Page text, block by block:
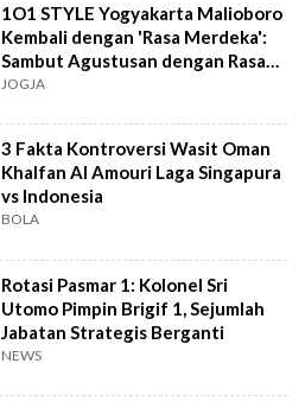
1O1 STYLE Yogyakarta Malioboro
Kembali dengan 'Rasa Merdeka':
Sambut Agustusan dengan Rasa
dan Tawa
JOGJA
3 Fakta Kontroversi Wasit Oman
Khalfan Al Amouri Laga Singapura
vs Indonesia
BOLA
Rotasi Pasmar 1: Kolonel Sri
Utomo Pimpin Brigif 1, Sejumlah
Jabatan Strategis Berganti
NEWS